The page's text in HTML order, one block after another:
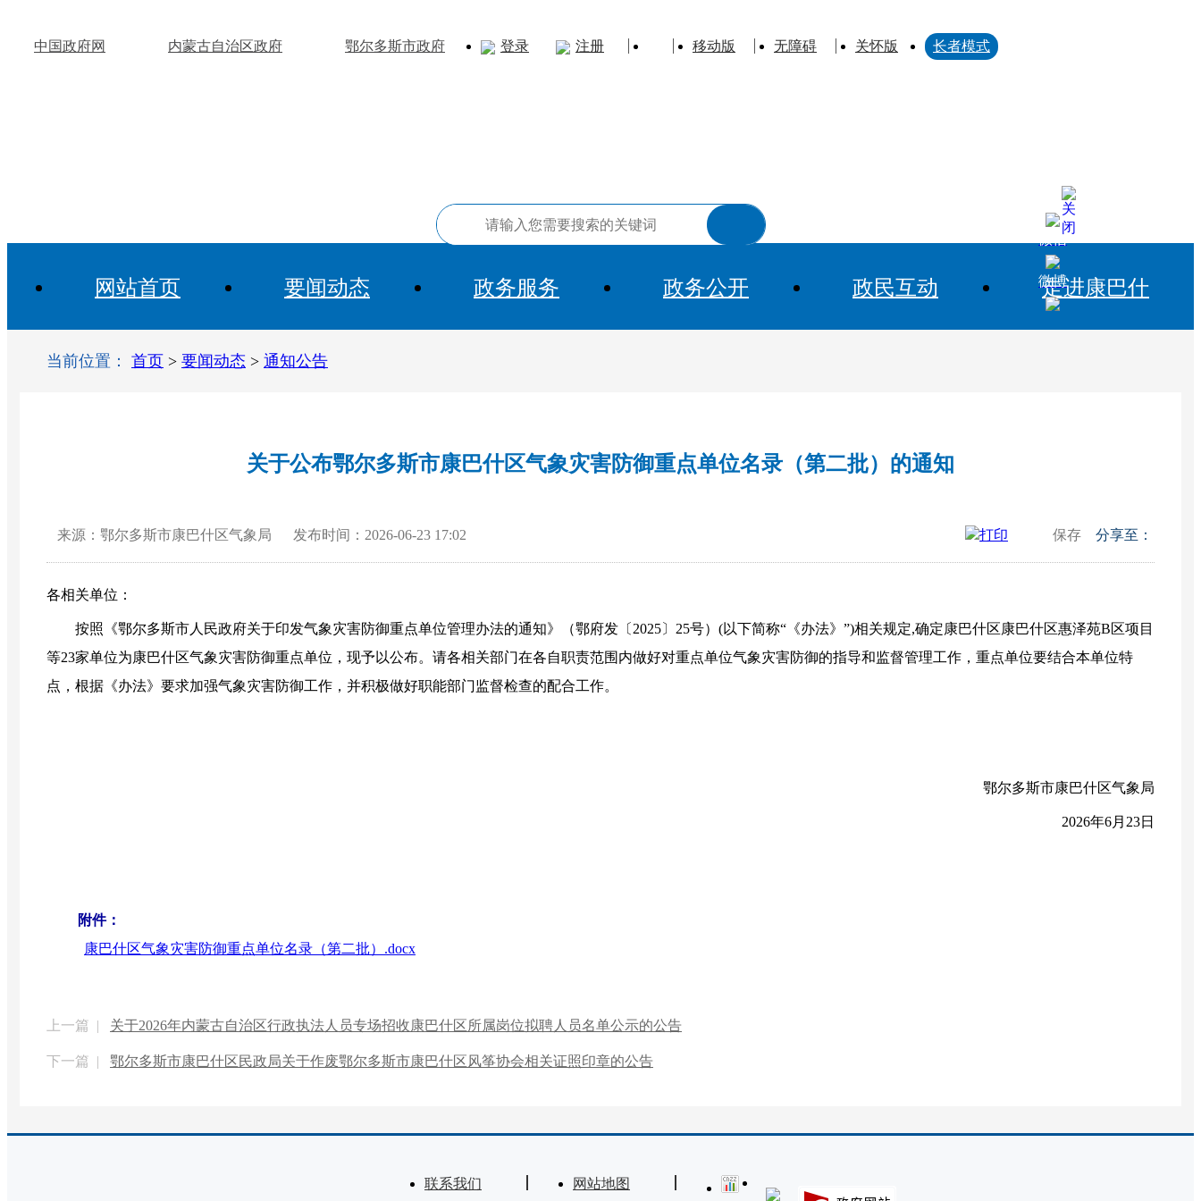
中国政府网 内蒙古自治区政府 鄂尔多斯市政府 登录 注册 移动版 无障碍 关怀版 长者模式
网站首页 要闻动态 政务服务 政务公开 政民互动 走进康巴什
当前位置： 首页 > 要闻动态 > 通知公告
关于公布鄂尔多斯市康巴什区气象灾害防御重点单位名录（第二批）的通知
来源：鄂尔多斯市康巴什区气象局 发布时间：2026-06-23 17:02 打印 保存 分享至：
各相关单位：
按照《鄂尔多斯市人民政府关于印发气象灾害防御重点单位管理办法的通知》（鄂府发〔2025〕25号）(以下简称“《办法》”)相关规定,确定康巴什区康巴什区惠泽苑B区项目
等23家单位为康巴什区气象灾害防御重点单位，现予以公布。请各相关部门在各自职责范围内做好对重点单位气象灾害防御的指导和监督管理工作，重点单位要结合本单位特
点，根据《办法》要求加强气象灾害防御工作，并积极做好职能部门监督检查的配合工作。
鄂尔多斯市康巴什区气象局
2026年6月23日
附件：
康巴什区气象灾害防御重点单位名录（第二批）.docx
上一篇 | 关于2026年内蒙古自治区行政执法人员专场招收康巴什区所属岗位拟聘人员名单公示的公告
下一篇 | 鄂尔多斯市康巴什区民政局关于作废鄂尔多斯市康巴什区风筝协会相关证照印章的公告
联系我们 网站地图
微信
微博